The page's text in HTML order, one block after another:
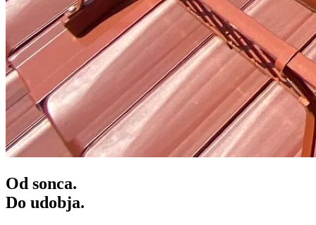
Od sonca.
Do udobja.